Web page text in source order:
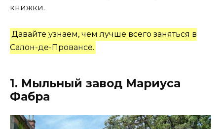
книжки.
Давайте узнаем, чем лучше всего заняться в
Салон-де-Провансе.
1. Мыльный завод Мариуса
Фабра